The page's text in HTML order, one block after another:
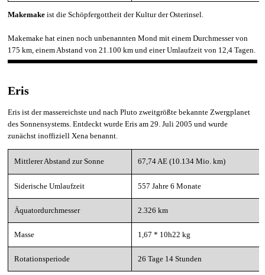
Makemake ist die Schöpfergottheit der Kultur der Osterinsel.
Makemake hat einen noch unbenannten Mond mit einem Durchmesser von
175 km, einem Abstand von 21.100 km und einer Umlaufzeit von 12,4 Tagen.
Eris
Eris ist der massereichste und nach Pluto zweitgrößte bekannte Zwergplanet
des Sonnensystems. Entdeckt wurde Eris am 29. Juli 2005 und wurde
zunächst inoffiziell Xena benannt.
Mittlerer Abstand zur Sonne 67,74 AE (10.134 Mio. km)
Siderische Umlaufzeit 557 Jahre 6 Monate
Äquatordurchmesser 2.326 km
Masse 1,67 * 10h22 kg
Rotationsperiode 26 Tage 14 Stunden